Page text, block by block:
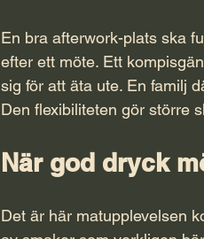
En bra afterwork-plats ska
efter ett möte. Ett
sig för att äta ute. En familj
Den flexibiliteten gör större
När god dryck
Det är här matupplevelsen